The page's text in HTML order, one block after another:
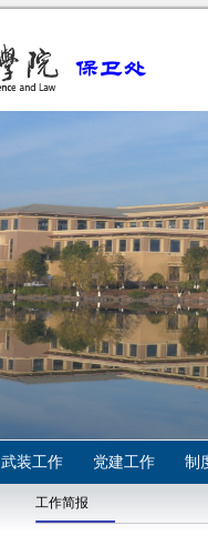
武装工作 党建工作 制
工作简报